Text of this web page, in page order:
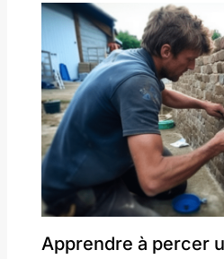
Apprendre à percer